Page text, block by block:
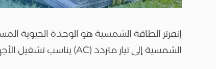
الشمسية إلى تيار متردد (AC) يناسب تشغيل الأجهزة الكهربائية في المنازل والمشروعات التجارية.